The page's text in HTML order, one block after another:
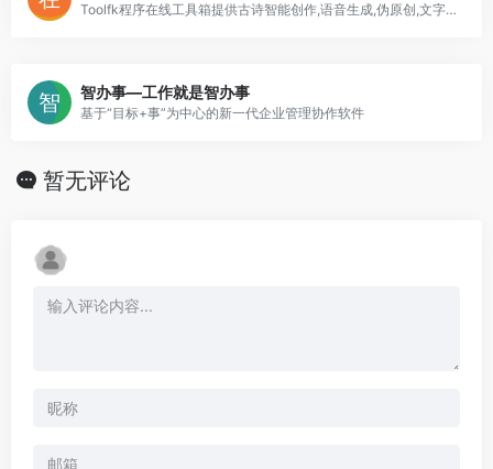
Toolfk程序在线工具箱提供古诗智能创作,语音生成,伪原创,文字转语音,文字转视频,JavaScript/PHP/Python混淆加密,HTML/CSS/JSON格式化等在线工具,做一个有用的在线工具站
智办事—工作就是智办事
基于“目标+事”为中心的新一代企业管理协作软件
暂无评论